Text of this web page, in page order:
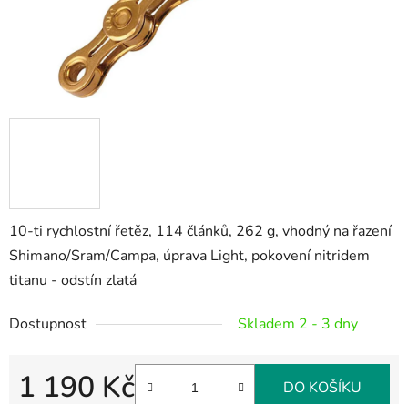
10-ti rychlostní řetěz, 114 článků, 262 g, vhodný na řazení
Shimano/Sram/Campa, úprava Light, pokovení nitridem
titanu - odstín zlatá
Dostupnost Skladem 2 - 3 dny
1 190 Kč DO KOŠÍKU